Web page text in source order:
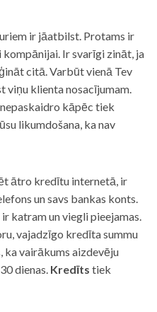
ir jāatbilst. Protams ir
Ir svarīgi zināt, ja
citā. Varbūt vienā Tev
viņu klienta nosacījumam.
kāpēc tiek
likumdošana, ka nav
ātro kredītu internetā, ir
un savs bankas konts.
katram un viegli pieejamas.
vajadzīgo kredīta summu
ka vairākums aizdevēju
dienas. Kredīts tiek